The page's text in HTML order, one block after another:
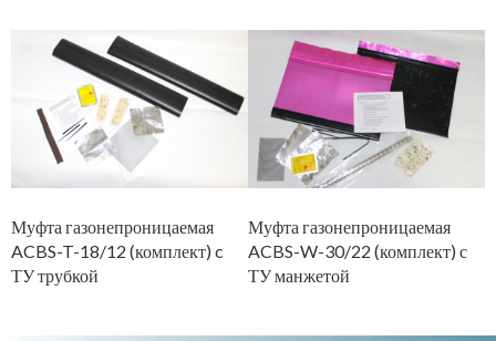
Муфта газонепроницаемая
ACBS-T-18/12 (комплект) c
ТУ трубкой
Муфта газонепроницаемая
ACBS-W-30/22 (комплект) с
ТУ манжетой